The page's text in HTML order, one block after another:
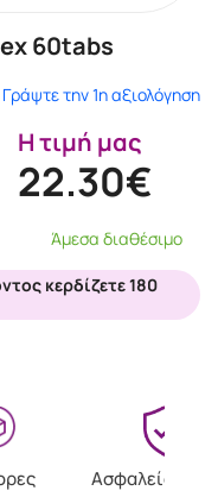
60tabs
Γράψτε την 1η αξιολόγηση
Η τιμή μας
22.30€
Άμεσα διαθέσιμο
κερδίζετε 180
Ασφαλείς